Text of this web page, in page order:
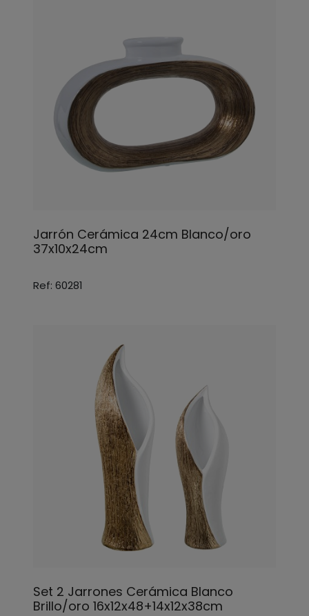
Jarrón Cerámica 24cm Blanco/oro
37x10x24cm
Ref: 60281
Set 2 Jarrones Cerámica Blanco
Brillo/oro 16x12x48+14x12x38cm